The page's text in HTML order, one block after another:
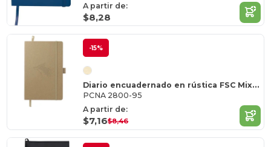
A partir de:
$8,28
-15%
Diario encuadernado en rústica FSC Mix Stone de 5,5 x 8,5 pulgadas
PCNA 2800-95
A partir de:
$7,16$8,46